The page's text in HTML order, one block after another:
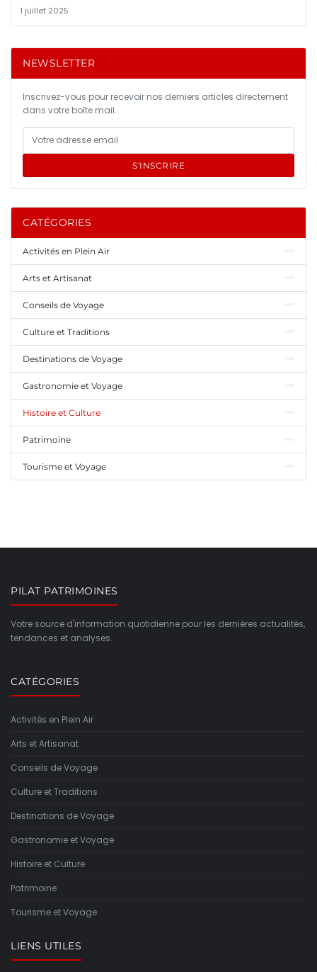
1 juillet 2025
NEWSLETTER
Inscrivez-vous pour recevoir nos derniers articles directement
dans votre boîte mail.
S'INSCRIRE
CATÉGORIES
Activités en Plein Air
Arts et Artisanat
Conseils de Voyage
Culture et Traditions
Destinations de Voyage
Gastronomie et Voyage
Histoire et Culture
Patrimoine
Tourisme et Voyage
PILAT PATRIMOINES
Votre source d'information quotidienne pour les dernières actualités,
tendances et analyses.
CATÉGORIES
Activités en Plein Air
Arts et Artisanat
Conseils de Voyage
Culture et Traditions
Destinations de Voyage
Gastronomie et Voyage
Histoire et Culture
Patrimoine
Tourisme et Voyage
LIENS UTILES